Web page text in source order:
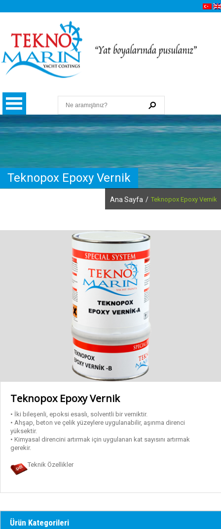
Hakkımızda
Kalite Sertifikalarımız
Epoksi Yapıştırıcı – Reçine
Son Kat Boyalar
Tinerler
Vernikler
Teknomar Ürünler (PDF)
Teknopox Epoxy Vernik
Ana Sayfa / Teknopox Epoxy Vernik
Teknopox Epoxy Vernik
• İki bileşenli, epoksi esaslı, solventli bir verniktir.
• Ahşap, beton ve çelik yüzeylere uygulanabilir, aşınma direnci
yüksektir.
• Kimyasal direncini artırmak için uygulanan kat sayısını artırmak
gerekir.
Teknik Özellikler
Ürün Kategorileri